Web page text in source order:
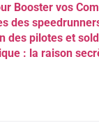
Booster vos
des
des pilotes et
: la raison